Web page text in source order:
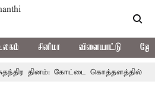
சினிமா விளையாட்டு
தினம்: கோட்டை கொத்தளத்தில் முதல்